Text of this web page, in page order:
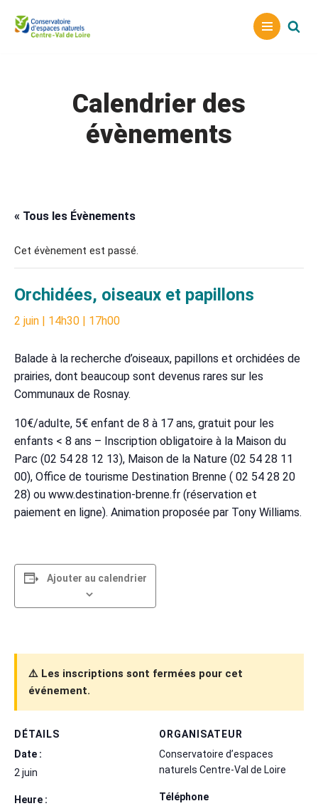
Aller
Calendrier des
évènements
« Tous les Évènements
Cet évènement est passé.
Orchidées, oiseaux et papillons
2 juin | 14h30 | 17h00
Balade à la recherche d’oiseaux, papillons et orchidées de
prairies, dont beaucoup sont devenus rares sur les
Communaux de Rosnay.
10€/adulte, 5€ enfant de 8 à 17 ans, gratuit pour les
enfants < 8 ans – Inscription obligatoire à la Maison du
Parc (02 54 28 12 13), Maison de la Nature (02 54 28 11
00), Office de tourisme Destination Brenne ( 02 54 28 20
28) ou www.destination-brenne.fr (réservation et
paiement en ligne). Animation proposée par Tony Williams.
Ajouter au calendrier
⚠️ Les inscriptions sont fermées pour cet
événement.
DÉTAILS
Date :
2 juin
Heure :
ORGANISATEUR
Conservatoire d’espaces
naturels Centre-Val de Loire
Téléphone